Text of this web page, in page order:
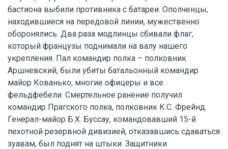
бастиона выбили противника с батареи. Ополченцы,
находившиеся на передовой линии, мужественно
оборонялись. Два раза модлинцы сбивали флаг,
который французы поднимали на валу нашего
укрепления. Пал командир полка – полковник
Аршневский, были убиты батальонный командир
майор Кованько, многие офицеры и все
фельдфебели. Смертельное ранение получил
командир Прагского полка, полковник К.С. Фрейнд.
Генерал-майор Б.Х. Буссау, командовавший 15-й
пехотной резервной дивизией, отказавшись сдаваться
зуавам, был поднят на штыки. Защитники